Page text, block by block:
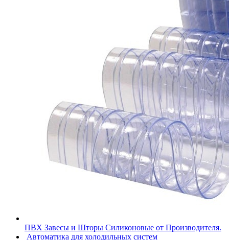
ПВХ Завесы и Шторы Силиконовые от Производителя.
Автоматика для холодильных систем